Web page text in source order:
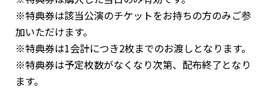
※特典券は該当公演のチケットをお持ちの方のみご参
加いただけます。
※特典券は1会計につき2枚までのお渡しとなります。
※特典券は予定枚数がなくなり次第、配布終了となり
ます。